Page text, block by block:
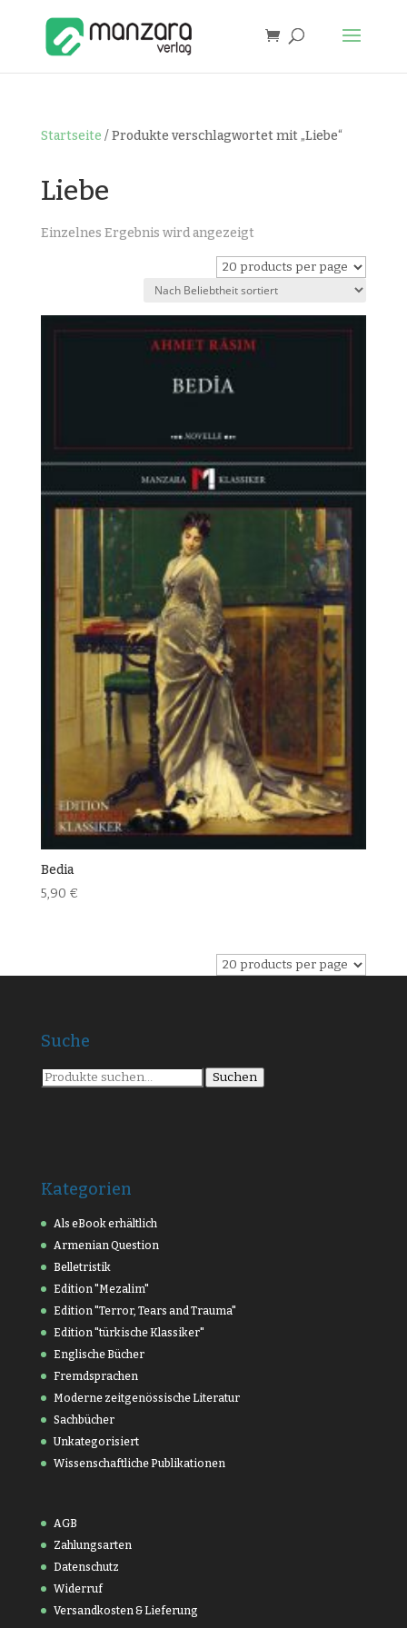
Startseite / Produkte verschlagwortet mit „Liebe“
Liebe
Einzelnes Ergebnis wird angezeigt
Bedia
5,90 €
Suche
Suche
nach:
Suchen
Kategorien
Als eBook erhältlich
Armenian Question
Belletristik
Edition "Mezalim"
Edition "Terror, Tears and Trauma"
Edition "türkische Klassiker"
Englische Bücher
Fremdsprachen
Moderne zeitgenössische Literatur
Sachbücher
Unkategorisiert
Wissenschaftliche Publikationen
AGB
Zahlungsarten
Datenschutz
Widerruf
Versandkosten & Lieferung